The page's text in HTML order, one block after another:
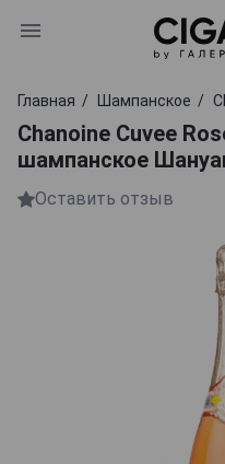
Главная Шампанское
Chanoine Cuvee
шампанское
Оставить отзыв